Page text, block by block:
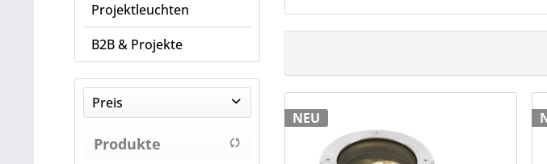
Projektleuchten
B2B & Projekte
Preis
Produkte
NEU